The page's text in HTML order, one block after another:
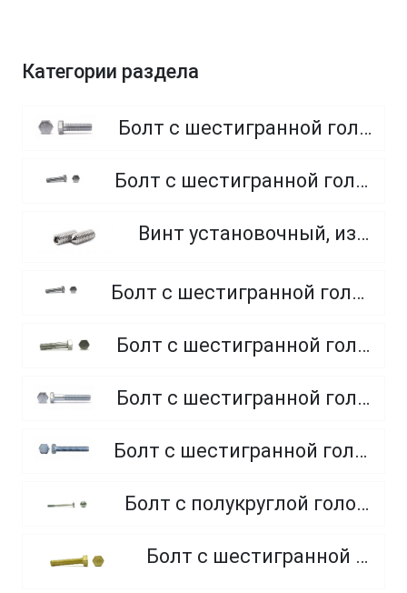
Категории раздела
Болт с шестигранной головкой, полная резьба, класс прочности 8.8
Болт с шестигранной головкой, полная резьба, класс прочности 4.8 и 5.8
Винт установочный, из нержавеющей стали A2
Болт с шестигранной головкой, полная резьба, из нержавеющей стали A2 и A4
Болт с шестигранной головкой, неполная резьба, класс прочности 5.8
Болт с шестигранной головкой, неполная резьба, класс прочности 8.8
Болт с шестигранной головкой, полная резьба, класс прочности 10.9 и 12.9
Болт с полукруглой головкой и квадратным подголовником
Болт с шестигранной головкой, из латуни